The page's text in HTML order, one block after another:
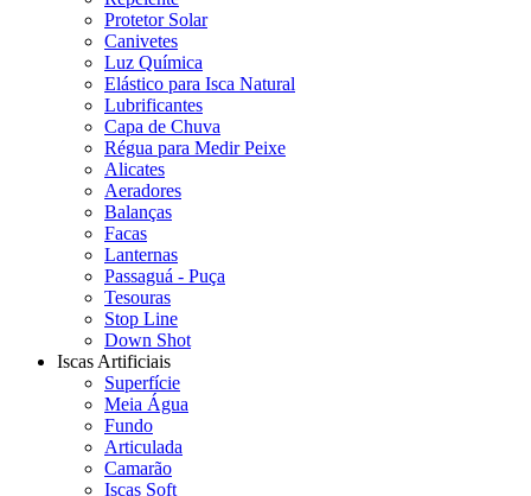
Protetor Solar
Canivetes
Luz Química
Elástico para Isca Natural
Lubrificantes
Capa de Chuva
Régua para Medir Peixe
Alicates
Aeradores
Balanças
Facas
Lanternas
Passaguá - Puça
Tesouras
Stop Line
Down Shot
Iscas Artificiais
Superfície
Meia Água
Fundo
Articulada
Camarão
Iscas Soft